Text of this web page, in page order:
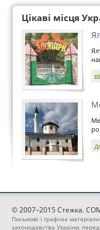
Цікаві місця
© 2007–2015 Стежка.
Письмові і графічні
законодавства України,